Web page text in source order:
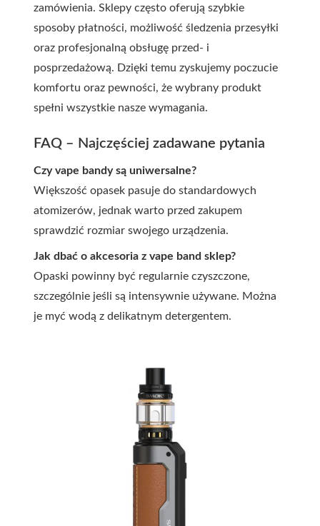
zamówienia. Sklepy często oferują szybkie
sposoby płatności, możliwość śledzenia przesyłki
oraz profesjonalną obsługę przed- i
posprzedażową. Dzięki temu zyskujemy poczucie
komfortu oraz pewności, że wybrany produkt
spełni wszystkie nasze wymagania.
FAQ – Najczęściej zadawane pytania
Czy vape bandy są uniwersalne?
Większość opasek pasuje do standardowych
atomizerów, jednak warto przed zakupem
sprawdzić rozmiar swojego urządzenia.
Jak dbać o akcesoria z vape band sklep?
Opaski powinny być regularnie czyszczone,
szczególnie jeśli są intensywnie używane. Można
je myć wodą z delikatnym detergentem.